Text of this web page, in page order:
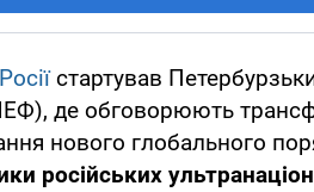
Росіїстартував
де обговорюють
нового глобального
російських